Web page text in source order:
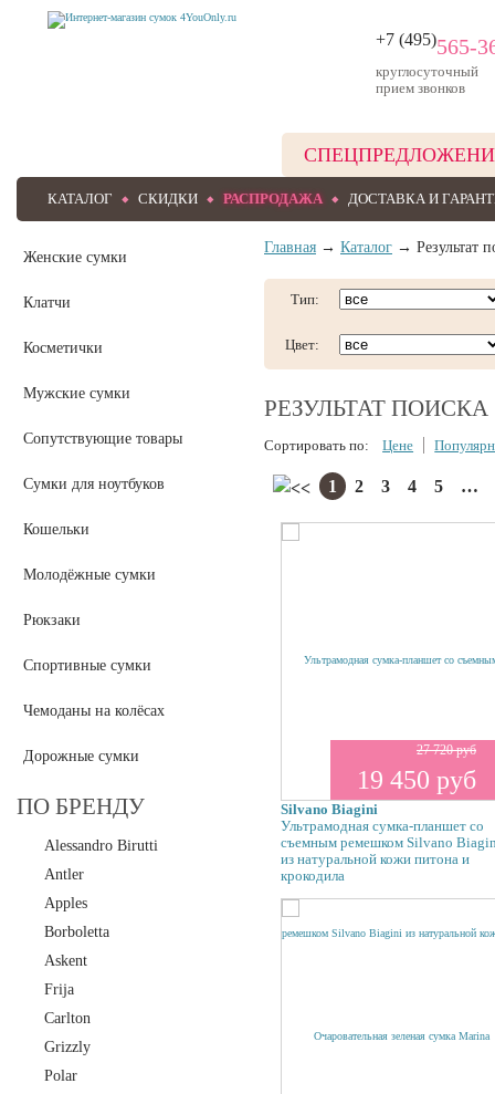
+7 (495)565-
круглосуточный
прием звонков
КАТАЛОГ СКИДКИ РАСПРОДАЖА ДОСТАВКА И
Женские сумки
Клатчи
Косметички
Мужские сумки
Сопутствующие товары
Сумки для ноутбуков
Кошельки
Молодёжные сумки
Рюкзаки
Спортивные сумки
Чемоданы на колёсах
Дорожные сумки
ПО БРЕНДУ
Alessandro Birutti
Antler
Apples
Borboletta
Askent
Frija
Carlton
Grizzly
Polar
Главная → Каталог → Результат
Тип:
Цвет:
РЕЗУЛЬТАТ ПОИСКА
Сортировать по: Цене
1 2 3 4 5 …
27 720 руб
19 450 руб
Silvano Biagini
Ультрамодная сумка-планшет со
съемным ремешком Silvano
из натуральной кожи питона и
крокодила